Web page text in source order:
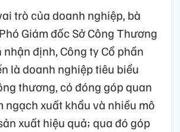
trò của doanh nghiệp, bà
Giám đốc Sở Công Thương
định, Công ty Cổ phần
là doanh nghiệp tiêu biểu
thương, có đóng góp quan
ngạch xuất khẩu và nhiều mô
xuất hiệu quả; qua đó góp